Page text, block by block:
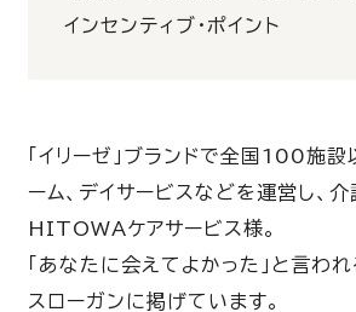
インセンティブ・ポイント
「イリーゼ」ブランドで全国100施
ーム、デイサービスなどを運営し、
HITOWAケアサービス様。
「あなたに会えてよかった」と言わ
スローガンに掲げています。